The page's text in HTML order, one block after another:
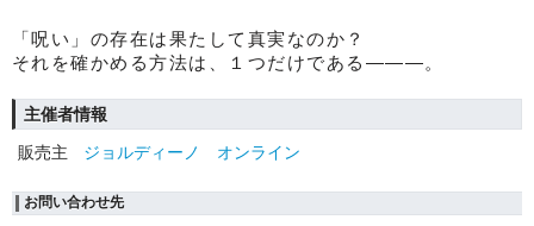
「呪い」の存在は果たして真実なのか？
それを確かめる方法は、１つだけである———。
主催者情報
販売主
ジョルディーノ オンライン
お問い合わせ先